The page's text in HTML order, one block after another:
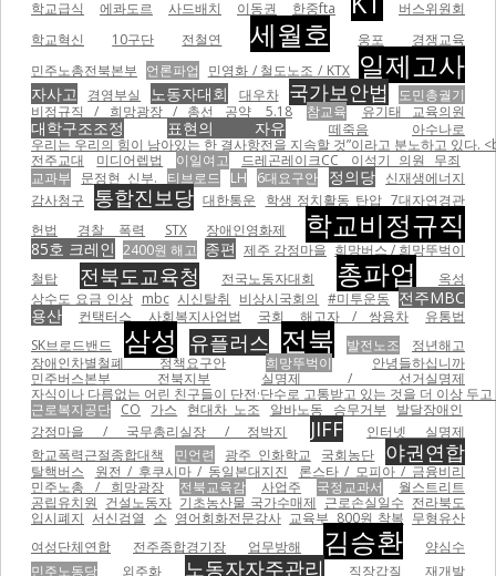
학교급식 에콰도르 사드배치 이동권 한중fta
버스위원회
학교혁신
10구단 전철연 세월호 웅포
경쟁교육
민주노총전북본부 언론파업 민영화 / 철도노조 / KTX 일제고사
자사고 경영부실 노동자대회 대우차 국가보안법
도민총궐기
비정규직 / 희망광장 / 총선 공약
5.18 참교육 유기태 교육의원
대학구조조정 표현의 자유 떼죽음
아수나로
우리는 우리의 힘이 남아있는 한 결사항전을 지속할 것”이라고 분노하고 있다.
전주교대
미디어렙법 이일여고 드레곤레이크CC
이석기 의원 무죄
교과부
문정현 신부. 티브로드 LH 6대요구안 정의당
신재생에너지
감사청구
통합진보당 대한통운 학생 정치활동 탄압 7대자연경관
헌법
경찰 폭력 STX 장애인영화제 학교비정규직
85호 크레인 2400원 해고 종편 제주 강정마을 희망버스 / 희망뚜벅이
철탑
전북도교육청 전국노동자대회 총파업
옥성
상수도 요금 인상 mbc 시신탈취 비상시국회의 #미투운동 전주MBC
용산
컨택터스 사회복지사업법 국회 해고자 / 쌍용차
유통법
SK브로드밴드
삼성 유플러스 전북 발전노조
정년해고
장애인차별철폐 정책요구안
희망뚜벅이
안녕들하십니까
민주버스본부 전북지부
실명제 / 선거실명제
자식이나 다름없는 어린 친구들이 단전·단수로 고통받고 있는 것을 더 이상
근로복지공단 CO 가스 현대차 노조 알바노동 승무거부
발달장애인
강정마을 / 국무총리실장 / 정박지
JIFF
인터넷 실명제
학교폭력근절종합대책
민언련 광주 인화학교 국회농단 야권연합
탈핵버스 원전 / 후쿠시마 / 동일본대지진
론스타 / 모피아 / 금융비리
민주노총 / 희망광장
전북교육감 사업주 국정교과서
월스트리트
공립유치원 건설노동자 기초농산물 국가수매제 근로손실일수 전라북도
입시폐지 서신검열 소 영어회화전문강사 교육부 800원 착복 무형유산
여성단체연합
전주종합경기장 업무방해 김승환
양심수
민주노동당
외주화 노동자자주관리 직장갑질
재개발